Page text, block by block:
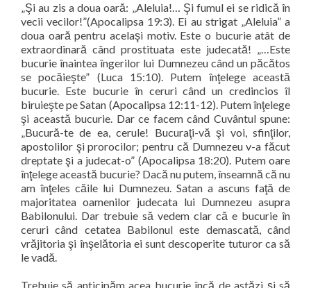
„Şi au zis a doua oară: „Aleluia!… Şi fumul ei se ridică în
vecii vecilor!”(Apocalipsa 19:3). Ei au strigat „Aleluia” a
doua oară pentru acelaşi motiv. Este o bucurie atât de
extraordinară când prostituata este judecată! „…Este
bucurie înaintea îngerilor lui Dumnezeu când un păcătos
se pocăieşte” (Luca 15:10). Putem înţelege această
bucurie. Este bucurie în ceruri când un credincios îl
biruieşte pe Satan (Apocalipsa 12:11-12). Putem înţelege
şi această bucurie. Dar ce facem când Cuvântul spune:
„Bucură-te de ea, cerule! Bucuraţi-vă şi voi, sfinţilor,
apostolilor şi prorocilor; pentru că Dumnezeu v-a făcut
dreptate şi a judecat-o” (Apocalipsa 18:20). Putem oare
înţelege această bucurie? Dacă nu putem, înseamnă că nu
am înţeles căile lui Dumnezeu. Satan a ascuns faţă de
majoritatea oamenilor judecata lui Dumnezeu asupra
Babilonului. Dar trebuie să vedem clar că e bucurie în
ceruri când cetatea Babilonul este demascată, când
vrăjitoria şi înşelătoria ei sunt descoperite tuturor ca să
le vadă.
Trebuie să anticipăm acea bucurie încă de astăzi şi să